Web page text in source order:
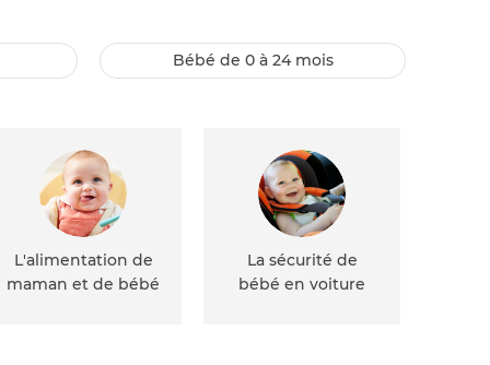
bébé de 0 à 24 mois
L'alimentation de
maman et de bébé
La sécurité de
bébé en voiture